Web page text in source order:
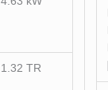
1.32 TR